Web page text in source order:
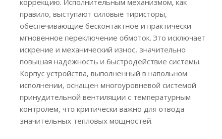
правило, выступают силовые тиристоры,
обеспечивающие бесконтактное и практически
мгновенное переключение обмоток. Это исключает
искрение и механический износ, значительно
повышая надежность и быстродействие системы.
Корпус устройства, выполненный в напольном
исполнении, оснащен многоуровневой системой
принудительной вентиляции с температурным
контролем, что критически важно для отвода
значительных тепловых мощностей.